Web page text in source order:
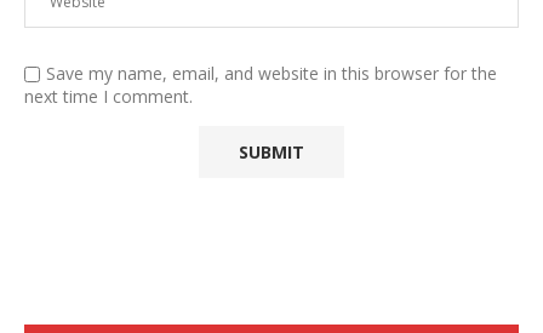
Save my name, email, and website in this browser for the
next time I comment.